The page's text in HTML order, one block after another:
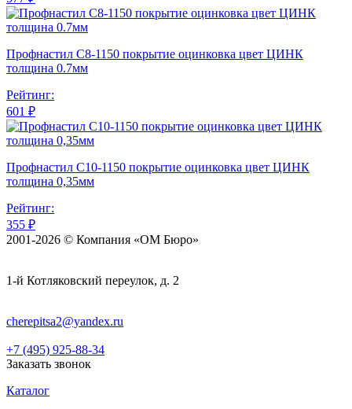
Профнастил С8-1150 покрытие оцинковка цвет ЦИНК
толщина 0.7мм
Рейтинг:
601 ₽
Профнастил С10-1150 покрытие оцинковка цвет ЦИНК
толщина 0,35мм
Рейтинг:
355 ₽
2001-2026 © Компания «ОМ Бюро»
1-й Котляковский переулок, д. 2
cherepitsa2@yandex.ru
+7 (495) 925-88-34
Заказать звонок
Каталог